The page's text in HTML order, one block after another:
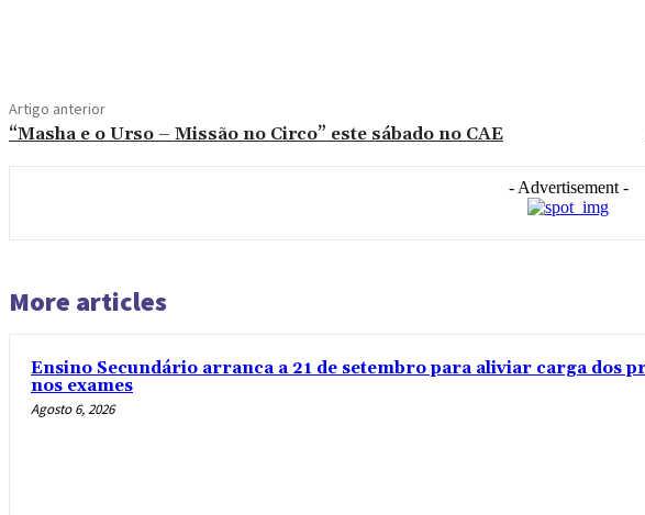
Artigo anterior
“Masha e o Urso – Missão no Circo” este sábado no CAE
- Advertisement -
More articles
Ensino Secundário arranca a 21 de setembro para aliviar carga dos
nos exames
Agosto 6, 2026